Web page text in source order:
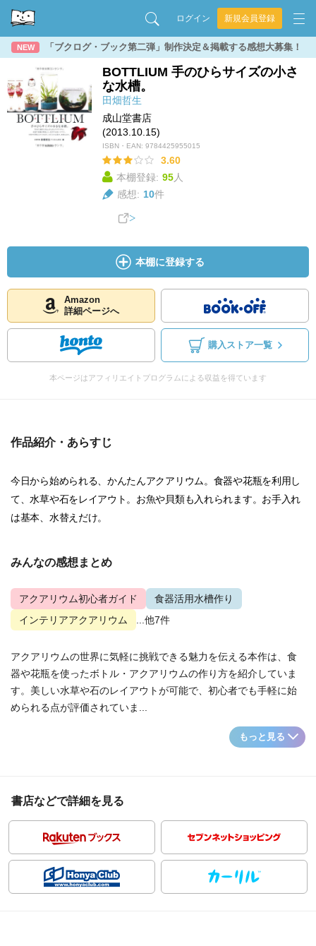
ログイン 新規会員登録
NEW 「ブクログ・ブック第二弾」制作決定＆掲載する感想大募集！
BOTTLIUM 手のひらサイズの小さ
な水槽。
田畑哲生
成山堂書店
(2013.10.15)
ISBN・EAN: 9784425955015
3.60
本棚登録: 95人
感想: 10件
本棚に登録する
Amazon
詳細ページへ
購入ストア一覧
本ページはアフィリエイトプログラムによる収益を得ています
作品紹介・あらすじ
今日から始められる、かんたんアクアリウム。食器や花瓶を利用し
て、水草や石をレイアウト。お魚や貝類も入れられます。お手入れ
は基本、水替えだけ。
みんなの感想まとめ
アクアリウム初心者ガイド
食器活用水槽作り
インテリアアクアリウム
...他7件
アクアリウムの世界に気軽に挑戦できる魅力を伝える本作は、食
器や花瓶を使ったボトル・アクアリウムの作り方を紹介していま
す。美しい水草や石のレイアウトが可能で、初心者でも手軽に始
められる点が評価されていま...
もっと見る
書店などで詳細を見る